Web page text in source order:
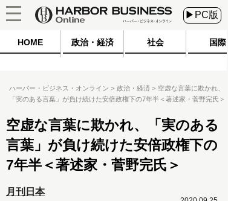
▶PC版
HOME 政治・経済 社会 国際
ハーバー・ビジネス・オンライン 政治・経済
空虚な言葉に欺かれ、
「実のある言葉」が負け続けた安倍政権下の7年半＜著述家・菅野完氏＞
空虚な言葉に欺かれ、「実のある
言葉」が負け続けた安倍政権下の
7年半＜著述家・菅野完氏＞
月刊日本